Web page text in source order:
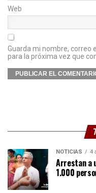
Web
Guarda mi nombre, correo
para la próxima vez que
NOTICIAS 4
Arrestan a
1.000